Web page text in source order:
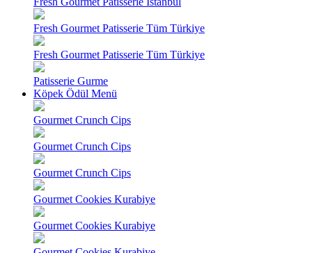
Fresh Gourmet Patisserie Tüm Türkiye
Fresh Gourmet Patisserie Tüm Türkiye
Patisserie Gurme
Köpek Ödül Menü
Gourmet Crunch Cips
Gourmet Crunch Cips
Gourmet Crunch Cips
Gourmet Cookies Kurabiye
Gourmet Cookies Kurabiye